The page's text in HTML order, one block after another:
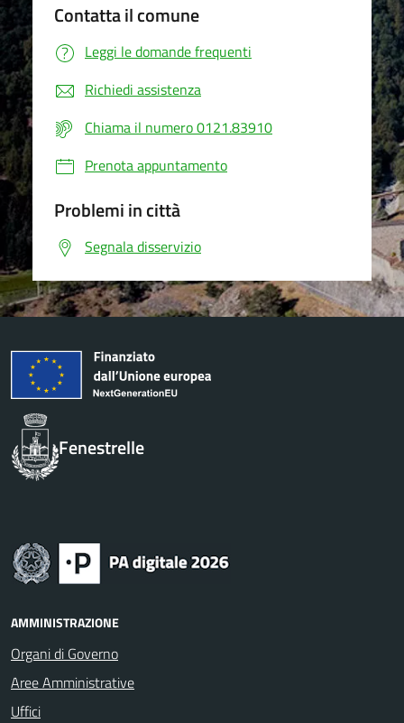
Contatta il comune
Leggi le domande frequenti
Richiedi assistenza
Chiama il numero 0121.83910
Prenota appuntamento
Problemi in città
Segnala disservizio
Fenestrelle
AMMINISTRAZIONE
Organi di Governo
Aree Amministrative
Uffici